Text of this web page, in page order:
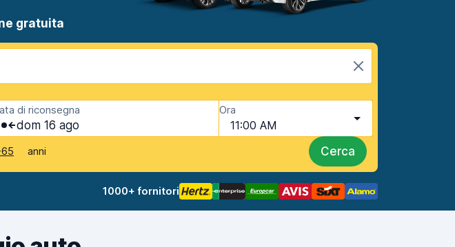
gratuita
di riconsegna
dom 16 ago
Ora
11:00 AM
anni Cerca
1000+ fornitori